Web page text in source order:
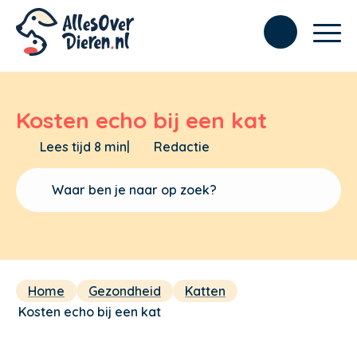
Kosten echo bij een kat
Lees tijd 8 min| Redactie
Home Gezondheid
Katten
Kosten echo bij een kat